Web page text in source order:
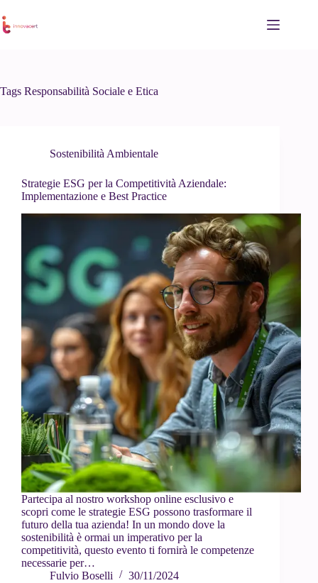
al
contenuto
Tags Responsabilità Sociale e Etica
Sostenibilità Ambientale
Strategie ESG per la Competitività Aziendale:
Implementazione e Best Practice
Partecipa al nostro workshop online esclusivo e
scopri come le strategie ESG possono trasformare il
futuro della tua azienda! In un mondo dove la
sostenibilità è ormai un imperativo per la
competitività, questo evento ti fornirà le competenze
necessarie per…
Fulvio Boselli
30/11/2024